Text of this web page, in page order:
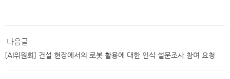
다음글
[AI위원회] 건설 현장에서의 로봇 활용에 대한 인식 설문조사 참여 요청